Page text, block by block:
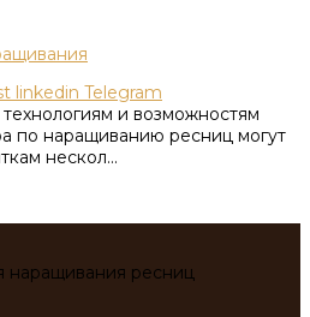
linkedin Telegram
и возможностям
по наращиванию ресниц могут
нескол...
наращивания ресниц